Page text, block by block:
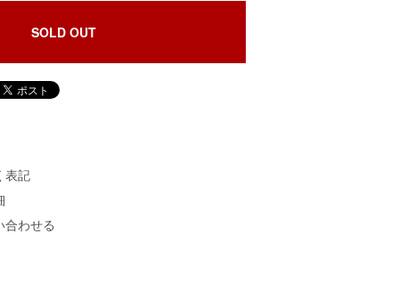
SOLD OUT
表記
合わせる